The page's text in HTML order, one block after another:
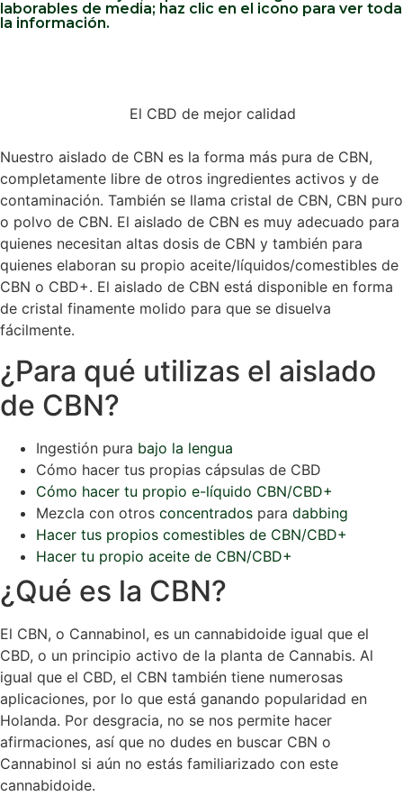
laborables de media; haz clic en el icono para ver toda
la información.
El CBD de mejor calidad
Nuestro aislado de CBN es la forma más pura de CBN,
completamente libre de otros ingredientes activos y de
contaminación. También se llama cristal de CBN, CBN puro
o polvo de CBN. El aislado de CBN es muy adecuado para
quienes necesitan altas dosis de CBN y también para
quienes elaboran su propio aceite/líquidos/comestibles de
CBN o CBD+. El aislado de CBN está disponible en forma
de cristal finamente molido para que se disuelva
fácilmente.
¿Para qué utilizas el aislado
de CBN?
Ingestión pura bajo la lengua
Cómo hacer tus propias cápsulas de CBD
Cómo hacer tu propio e-líquido CBN/CBD+
Mezcla con otros concentrados para dabbing
Hacer tus propios comestibles de CBN/CBD+
Hacer tu propio aceite de CBN/CBD+
¿Qué es la CBN?
El CBN, o Cannabinol, es un cannabidoide igual que el
CBD, o un principio activo de la planta de Cannabis. Al
igual que el CBD, el CBN también tiene numerosas
aplicaciones, por lo que está ganando popularidad en
Holanda. Por desgracia, no se nos permite hacer
afirmaciones, así que no dudes en buscar CBN o
Cannabinol si aún no estás familiarizado con este
cannabidoide.